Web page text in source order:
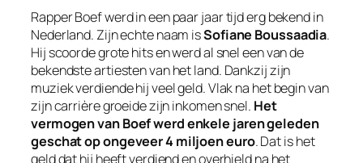
Rapper Boef werd in een paar jaar tijd erg bekend in
Nederland. Zijn echte naam isSofiane Boussaadia.
Hij scoorde grote hits en werd al snel een van de
bekendste artiesten van het land. Dankzij zijn
muziek verdiende hij veel geld. Vlak na het begin van
zijn carrière groeide zijn inkomen snel. Het
vermogen van Boef werd enkele jaren geleden
geschat op ongeveer 4 miljoen euro. Dat is het
geld dat hij heeft verdiend en overhield na het